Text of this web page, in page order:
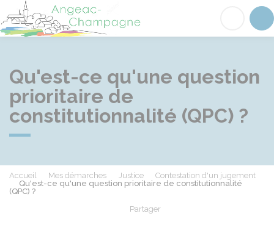
Angeac-Champagne
Qu'est-ce qu'une question
prioritaire de
constitutionnalité (QPC) ?
Accueil Mes démarches Justice
Contestation d'un jugement
Qu'est-ce qu'une question prioritaire de constitutionnalité
(QPC) ?
Partager